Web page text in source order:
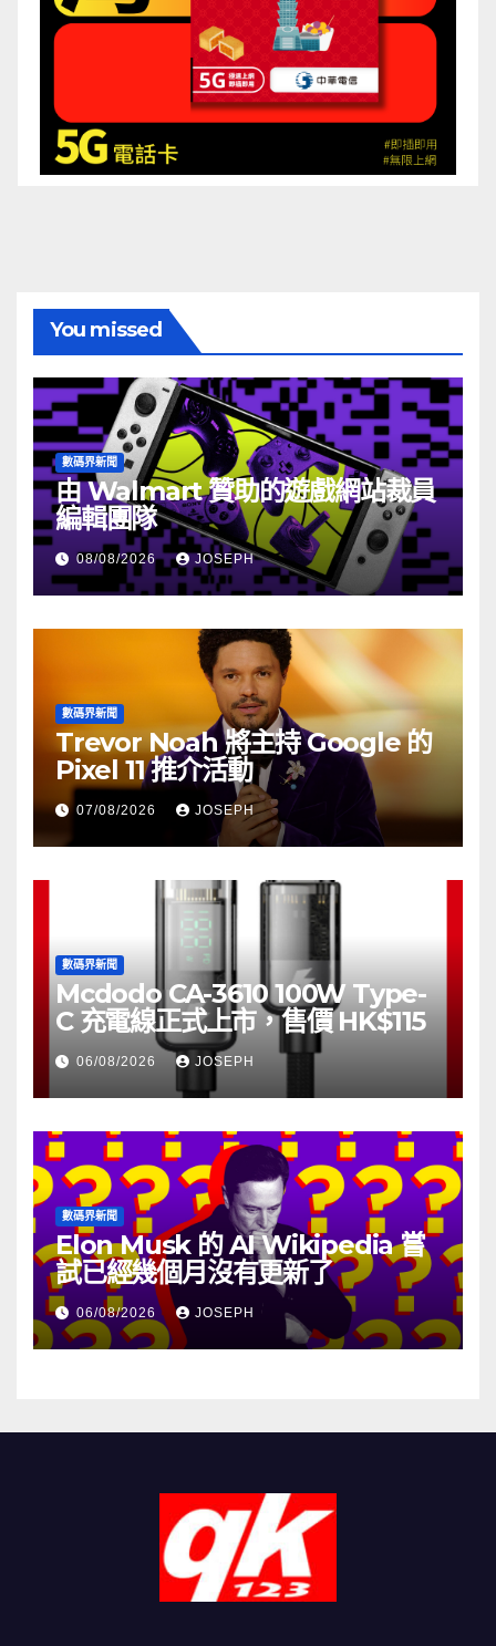
You missed
數碼界新聞
由 Walmart 贊助的遊戲網站裁員
編輯團隊
08/08/2026 JOSEPH
數碼界新聞
Trevor Noah 將主持 Google 的
Pixel 11 推介活動
07/08/2026 JOSEPH
數碼界新聞
Mcdodo CA-3610 100W Type-
C 充電線正式上市，售價 HK$115
06/08/2026 JOSEPH
數碼界新聞
Elon Musk 的 AI Wikipedia 嘗
試已經幾個月沒有更新了
06/08/2026 JOSEPH